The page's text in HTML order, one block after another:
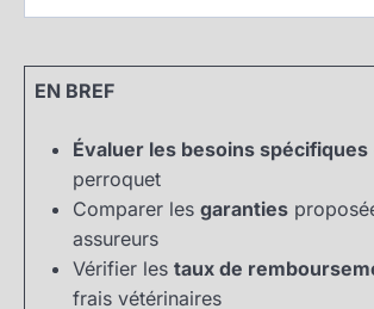
EN BREF
Évaluer les besoins spécifiques
perroquet
Comparer les garanties
assureurs
Vérifier les taux de
frais vétérinaires